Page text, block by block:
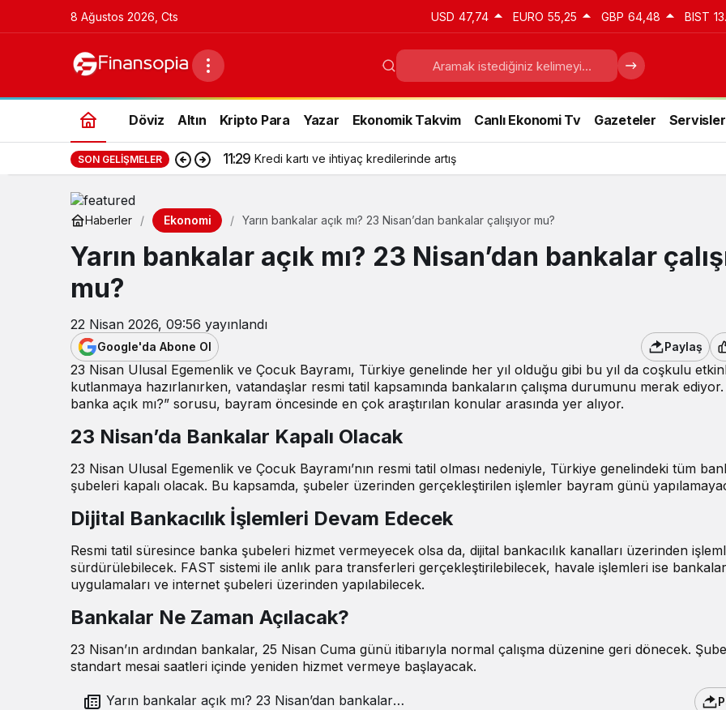
8 Ağustos 2026, Cts USD 47,74 EURO 55,25 GBP 64,48 BIST
Döviz Altın Kripto Para Yazar Ekonomik Takvim Canlı Ekonomi Tv Gazeteler Servisler
SON GELIŞMELER 11:29 Kredi kartı ve ihtiyaç kredilerinde artış
Haberler Ekonomi Yarın bankalar açık mı? 23 Nisan’dan bankalar çalışıyor mu?
Yarın bankalar açık mı? 23 Nisan’dan bankalar
mu?
22 Nisan 2026, 09:56 yayınlandı
Google'da Abone Ol Paylaş
23 Nisan Ulusal Egemenlik ve Çocuk Bayramı, Türkiye genelinde her yıl olduğu gibi bu yıl da coşkulu
kutlanmaya hazırlanırken, vatandaşlar resmi tatil kapsamında bankaların çalışma durumunu merak ediyor.
banka açık mı?” sorusu, bayram öncesinde en çok araştırılan konular arasında yer alıyor.
23 Nisan’da Bankalar Kapalı Olacak
23 Nisan Ulusal Egemenlik ve Çocuk Bayramı’nın resmi tatil olması nedeniyle, Türkiye genelindeki tüm
şubeleri kapalı olacak. Bu kapsamda, şubeler üzerinden gerçekleştirilen işlemler bayram günü
Dijital Bankacılık İşlemleri Devam Edecek
Resmi tatil süresince banka şubeleri hizmet vermeyecek olsa da, dijital bankacılık kanalları üzerinden
sürdürülebilecek. FAST sistemi ile anlık para transferleri gerçekleştirilebilecek, havale işlemleri ise
uygulamaları ve internet şubeleri üzerinden yapılabilecek.
Bankalar Ne Zaman Açılacak?
23 Nisan’ın ardından bankalar, 25 Nisan Cuma günü itibarıyla normal çalışma düzenine geri dönecek.
standart mesai saatleri içinde yeniden hizmet vermeye başlayacak.